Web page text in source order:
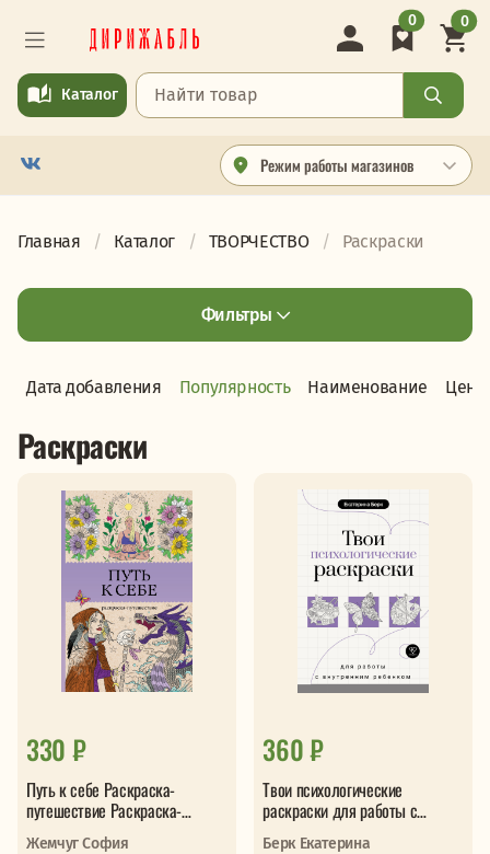
Режим работы магазинов
Каталог
0 0
Главная Каталог ТВОРЧЕСТВО Раскраски
Фильтры
Дата добавления Популярность Наименование Цена
Раскраски
330 ₽
Путь к себе Раскраска-
путешествие Раскраска-
антистресс
Жемчуг София
360 ₽
Твои психологические
раскраски для работы с
внутренним ребенком
Берк Екатерина